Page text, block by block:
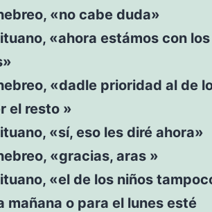
«no cabe duda»
«ahora estámos con los
«dadle prioridad al de
el resto »
«sí, eso les diré ahora»
«gracias, aras »
«el de los niños
mañana o para el lunes esté